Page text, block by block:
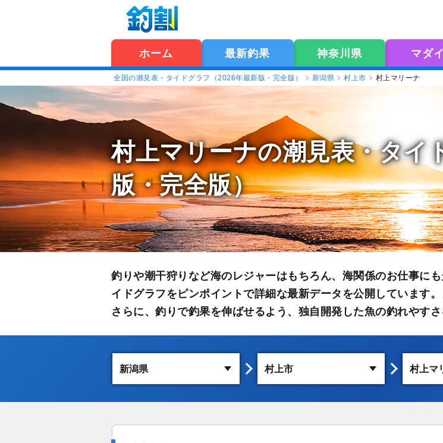
ホーム 最新釣果 神奈川県 マダイ
全国の潮見表・タイドグラフ（2026年最新版・完全版） 新潟県 村上市 村上マリーナ
村上マリーナの潮見表・タイ
版・完全版）
釣りや潮干狩りなど海のレジャーはもちろん、海関係のお仕事に
イドグラフをピンポイントで詳細な最新データを公開しています
さらに、釣りで釣果を伸ばせるよう、独自開発した魚の釣れやす